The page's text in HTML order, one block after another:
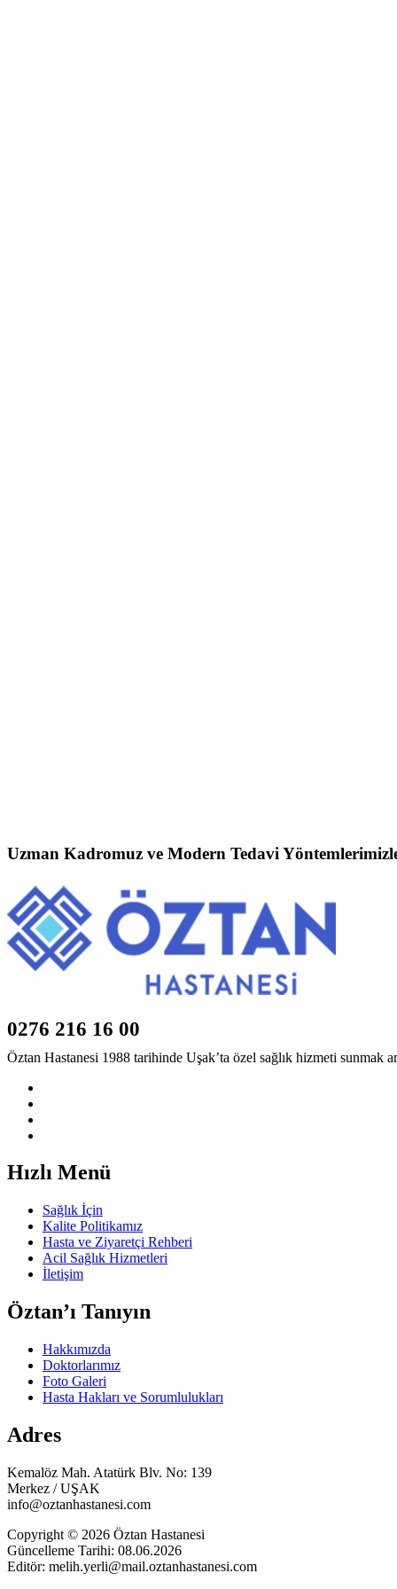
Uzman Kadromuz ve Modern Tedavi Yöntemlerimizle
0276 216 16 00
Öztan Hastanesi 1988 tarihinde Uşak’ta özel sağlık hizmeti
Hızlı Menü
Sağlık İçin
Kalite Politikamız
Hasta ve Ziyaretçi Rehberi
Acil Sağlık Hizmetleri
İletişim
Öztan’ı Tanıyın
Hakkımızda
Doktorlarımız
Foto Galeri
Hasta Hakları ve Sorumlulukları
Adres
Kemalöz Mah. Atatürk Blv. No: 139
Merkez / UŞAK
info@oztanhastanesi.com
Copyright © 2026 Öztan Hastanesi
Güncelleme Tarihi: 08.06.2026
Editör: melih.yerli@mail.oztanhastanesi.com